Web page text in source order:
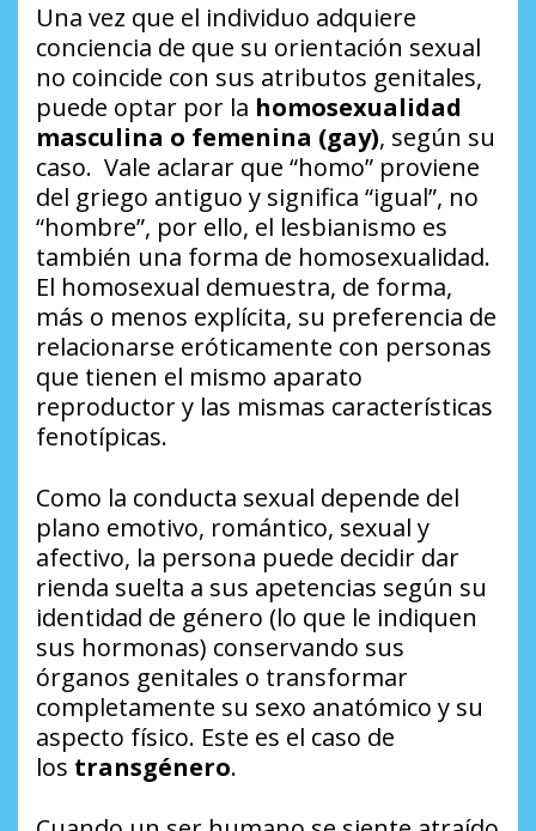
Una vez que el individuo adquiere
conciencia de que su orientación sexual
no coincide con sus atributos genitales,
puede optar por la homosexualidad
masculina o femenina (gay), según su
caso. Vale aclarar que “homo” proviene
del griego antiguo y significa “igual”, no
“hombre”, por ello, el lesbianismo es
también una forma de homosexualidad.
El homosexual demuestra, de forma,
más o menos explícita, su preferencia de
relacionarse eróticamente con personas
que tienen el mismo aparato
reproductor y las mismas características
fenotípicas.
Como la conducta sexual depende del
plano emotivo, romántico, sexual y
afectivo, la persona puede decidir dar
rienda suelta a sus apetencias según su
identidad de género (lo que le indiquen
sus hormonas) conservando sus
órganos genitales o transformar
completamente su sexo anatómico y su
aspecto físico. Este es el caso de
los transgénero.